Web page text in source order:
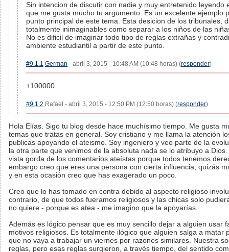
Sin intencion de discutir con nadie y muy entretenido leyendo
que me gusta mucho tu argumento. Es un excelente ejemplo
punto principal de este tema. Esta desicion de los tribunales,
totalmente inimaginables como separar a los niños de las
No es dificil de imaginar todo tipo de reglas extrañas y
ambiente estudiantil a partir de este punto.
#9.1.1 German - abril 3, 2015 - 10:48 AM (10:48 horas) (responder)
+100000
#9.1.2 Rafael - abril 3, 2015 - 12:50 PM (12:50 horas) (responder)
Hola Elías. Sigo tu blog desde hace muchísimo tiempo. Me gusta
temas que tratas en general. Soy cristiano y me llama la atención
publicas apoyando el ateismo. Soy ingeniero y veo parte de la
la otra parte que venimos de la absoluta nada se lo atribuyo a
vista gorda de los comentarios ateístas porque todos tenemos
embargo creo que eres una persona con cierta influencia, quizás
y en esta ocasión creo que has exagerado un poco.
Creo que lo has tomado en contra debido al aspecto religioso
contrario, de que todos fueramos religiosos y las chicas solo
no quiere - porque es atea - me imagino que la apoyarías.
Además es lógico pensar que es muy sencillo dejar a alguien usar
motivos religiosos. Es totalmente ilógico que alguien salga a matar
que no vaya a trabajar un viernes por razones similares. Nuestra
reglas, pero esas reglas surgieron, a través tiempo, del sentido